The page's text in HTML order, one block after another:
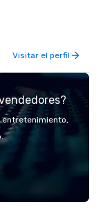
Visitar el perfil
entretenimiento,